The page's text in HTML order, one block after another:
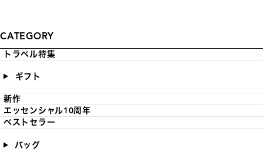
CATEGORY
トラベル特集
ギフト
新作
エッセンシャル10周年
ベストセラー
バッグ